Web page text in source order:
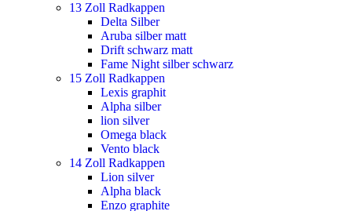
13 Zoll Radkappen
Delta Silber
Aruba silber matt
Drift schwarz matt
Fame Night silber schwarz
15 Zoll Radkappen
Lexis graphit
Alpha silber
lion silver
Omega black
Vento black
14 Zoll Radkappen
Lion silver
Alpha black
Enzo graphite